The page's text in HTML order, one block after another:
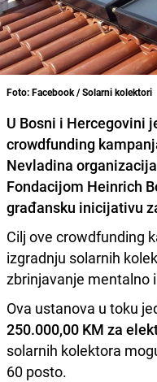
Foto: Facebook / Solarni kolektori
U Bosni i Hercegovini
crowdfunding
Nevladina
Fondacijom Heinrich
građansku inicijativu
Cilj ove crowdfunding
izgradnju solarnih
zbrinjavanje mentalno
Ova ustanova u toku
250.000,00 KM za
solarnih kolektora
60 posto.